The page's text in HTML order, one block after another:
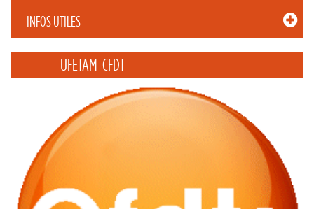
INFOS UTILES
_____ UFETAM-CFDT